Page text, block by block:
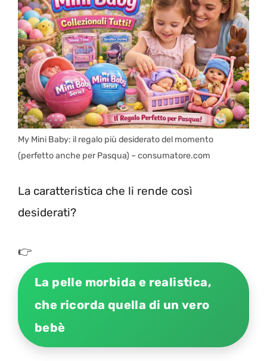
My Mini Baby: il regalo più desiderato del momento
(perfetto anche per Pasqua) – consumatore.com
La caratteristica che li rende così
desiderati?
👉
La pelle morbida e realistica,
che ricorda quella di un vero
bebè